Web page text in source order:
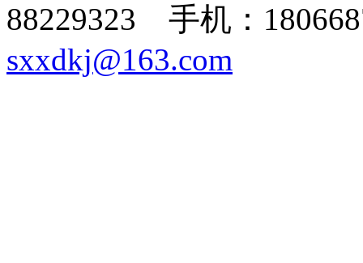
88229323 手机：
sxxdkj@163.com